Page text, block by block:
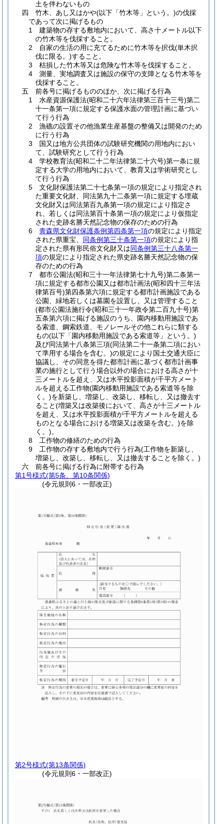
土を伴わないもの
四 竹木、あし又はかや(以下「竹木等」という。)の伐採
であって次に掲げるもの
1 建築物の存する敷地内において、高さ十メートル以下
の竹木等を伐採すること。
2 自家の生活の用に充てるために竹木等を択伐(単木択
伐に限る。)すること。
3 枯損した竹木等又は危険な竹木等を伐採すること。
4 測量、実地調査又は施設の保守の支障となる竹木等を
伐採すること。
五 前各号に掲げるもののほか、次に掲げる行為
1 水産資源保護法(昭和二十六年法律第三百十三号)第二
十一条第一項に規定する保護水面の管理計画に基づい
て行う行為
2 漁礁の設置その他漁業生産基盤の整備又は開発のため
に行う行為
3 国又は地方公共団体の試験研究機関の用地内におい
て、試験研究として行う行為
4 学校教育法(昭和二十二年法律第二十六号)第一条に規
定する大学の用地内において、教育又は学術研究とし
て行う行為
5 文化財保護法第二十七条第一項の規定により指定され
た重要文化財、同法第九十二条第一項に規定する埋蔵
文化財又は同法第百九条第一項の規定により指定さ
れ、若しくは同法第百十条第一項の規定により仮指定
された史跡名勝天然記念物の保存のための行為
6 青森県文化財保護条例第四条第一項の規定により指定
された県重宝、 同条例第三十条第一項の規定により指
定された県有形民俗文化財又は同条例第三十八条第一
項の規定により指定された県史跡名勝天然記念物の保
存のための行為
7 都市公園法(昭和三十一年法律第七十九号)第二条第一
項に規定する都市公園又は都市計画法(昭和四十三年法
律第百号)第四条第六項に規定する都市計画施設である
公園、緑地若しくは墓園を設置し、又は管理すること
(都市公園法施行令(昭和三十一年政令第二百九十号)第
五条第六項に掲げる施設のうち、園内移動用施設であ
る索道、鋼索鉄道、モノレールその他これらに類する
もの(以下「園内移動用施設である索道等」という。)
及び同法第十八条第三項(同法第二十一条第二項におい
て準用する場合を含む。)の規定により国土交通大臣に
協議し、その同意を得た都市計画に基づく都市計画事
業の施行として行う場合以外の場合における高さが十
三メートルを超え、又は水平投影面積が千平方メート
ルを超える工作物(園内移動用施設である索道等を除
く。)を新築し、増築し、改築し、移転し、又は撤去す
ること(増築又は改築後において、高さが十三メートル
を超え、又は水平投影面積が千平方メートルを超える
ものとなる場合における増築又は改築を含む。)を除
く。)。
8 工作物の修繕のための行為
9 工作物の存する敷地内で行う行為(工作物を新築し、
増築し、改築し、移転し、又は撤去することを除く。)
六 前各号に掲げる行為に附帯する行為
第1号様式(第5条、第10条関係)
(令元規則6・一部改正)
第2号様式(第13条関係)
(令元規則6・一部改正)